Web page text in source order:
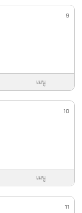
9
เมนู
10
เมนู
11